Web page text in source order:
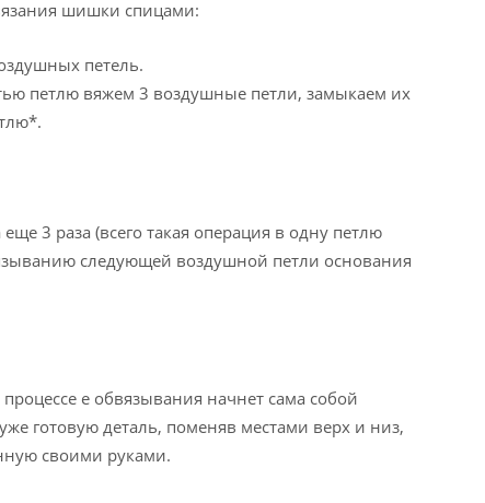
шишки спицами:
петель.
петлю вяжем 3 воздушные петли, замыкаем их
3 раза (всего такая операция в одну петлю
следующей воздушной петли основания
е обвязывания начнет сама собой
готовую деталь, поменяв местами верх и низ,
своими руками.